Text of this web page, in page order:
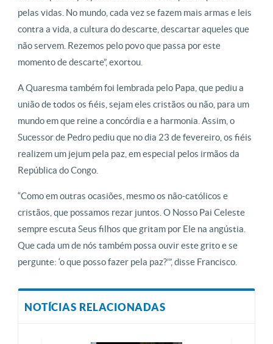
pelas vidas. No mundo, cada vez se fazem mais armas e leis
contra a vida, a cultura do descarte, descartar aqueles que
não servem. Rezemos pelo povo que passa por este
momento de descarte”, exortou.
A Quaresma também foi lembrada pelo Papa, que pediu a
união de todos os fiéis, sejam eles cristãos ou não, para um
mundo em que reine a concórdia e a harmonia. Assim, o
Sucessor de Pedro pediu que no dia 23 de fevereiro, os fiéis
realizem um jejum pela paz, em especial pelos irmãos da
República do Congo.
“Como em outras ocasiões, mesmo os não-católicos e
cristãos, que possamos rezar juntos. O Nosso Pai Celeste
sempre escuta Seus filhos que gritam por Ele na angústia.
Que cada um de nós também possa ouvir este grito e se
pergunte: ‘o que posso fazer pela paz?’”, disse Francisco.
NOTÍCIAS RELACIONADAS